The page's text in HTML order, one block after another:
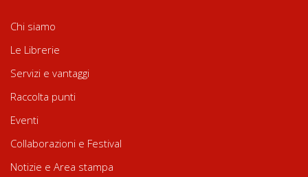
Chi siamo
Le Librerie
Servizi e vantaggi
Raccolta punti
Eventi
Collaborazioni e Festival
Notizie e Area stampa